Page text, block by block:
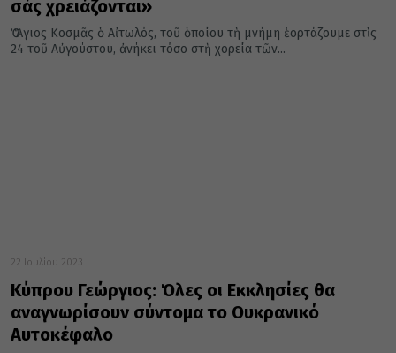
σάς χρειάζονται»
Ὁ Ἅγιος Κοσμᾶς ὁ Αἰτωλός, τοῦ ὁποίου τὴ μνήμη ἑορτάζουμε στὶς
24 τοῦ Αὐγούστου, ἀνήκει τόσο στὴ χορεία τῶν...
22 Ιουλίου 2023
Κύπρου Γεώργιος: Όλες οι Εκκλησίες θα
αναγνωρίσουν σύντομα το Ουκρανικό
Αυτοκέφαλο